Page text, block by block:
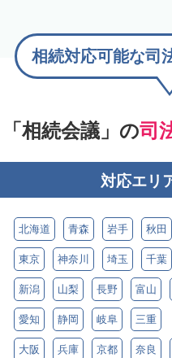
「相続会議」の司
相続対応可能な司
対応エリ
北海道 青森 岩手 秋田
東京 神奈川 埼玉 千葉
新潟 山梨 長野 富山
愛知 静岡 岐阜 三重
大阪 兵庫 京都 奈良